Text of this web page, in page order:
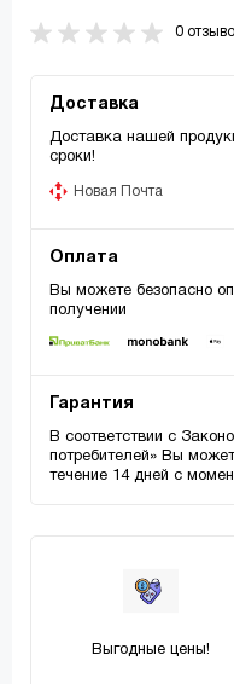
0
Доставка
Доставка нашей
сроки!
Новая Почта
Оплата
Вы можете безопасно
получении
Гарантия
В соответствии с
потребителей» Вы
течение 14 дней с
Выгодные цены!